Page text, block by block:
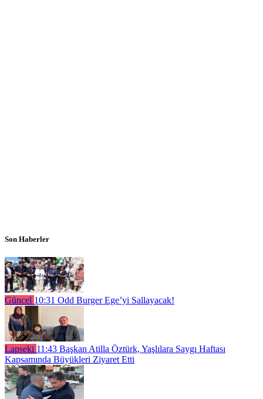
Son Haberler
Güncel 10:31 Odd Burger Ege’yi Sallayacak!
Lapseki 11:43 Başkan Atilla Öztürk, Yaşlılara Saygı Haftası
Kapsamında Büyükleri Ziyaret Etti